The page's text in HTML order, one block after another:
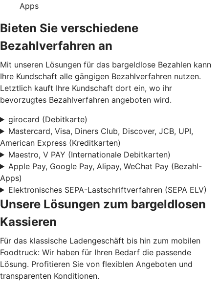
Apps
Bieten Sie verschiedene
Bezahlverfahren an
Mit unseren Lösungen für das bargeldlose Bezahlen kann
Ihre Kundschaft alle gängigen Bezahlverfahren nutzen.
Letztlich kauft Ihre Kundschaft dort ein, wo ihr
bevorzugtes Bezahlverfahren angeboten wird.
girocard (Debitkarte)
Mastercard, Visa, Diners Club, Discover, JCB, UPI,
American Express (Kreditkarten)
Maestro, V PAY (Internationale Debitkarten)
Apple Pay, Google Pay, Alipay, WeChat Pay (Bezahl-
Apps)
Elektronisches SEPA-Lastschriftverfahren (SEPA ELV)
Unsere Lösungen zum bargeldlosen
Kassieren
Für das klassische Ladengeschäft bis hin zum mobilen
Foodtruck: Wir haben für Ihren Bedarf die passende
Lösung. Profitieren Sie von flexiblen Angeboten und
transparenten Konditionen.